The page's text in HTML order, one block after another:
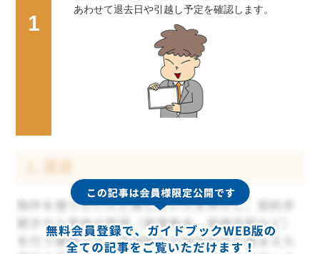
1
あわせて退去日や引越し予定を確認します。